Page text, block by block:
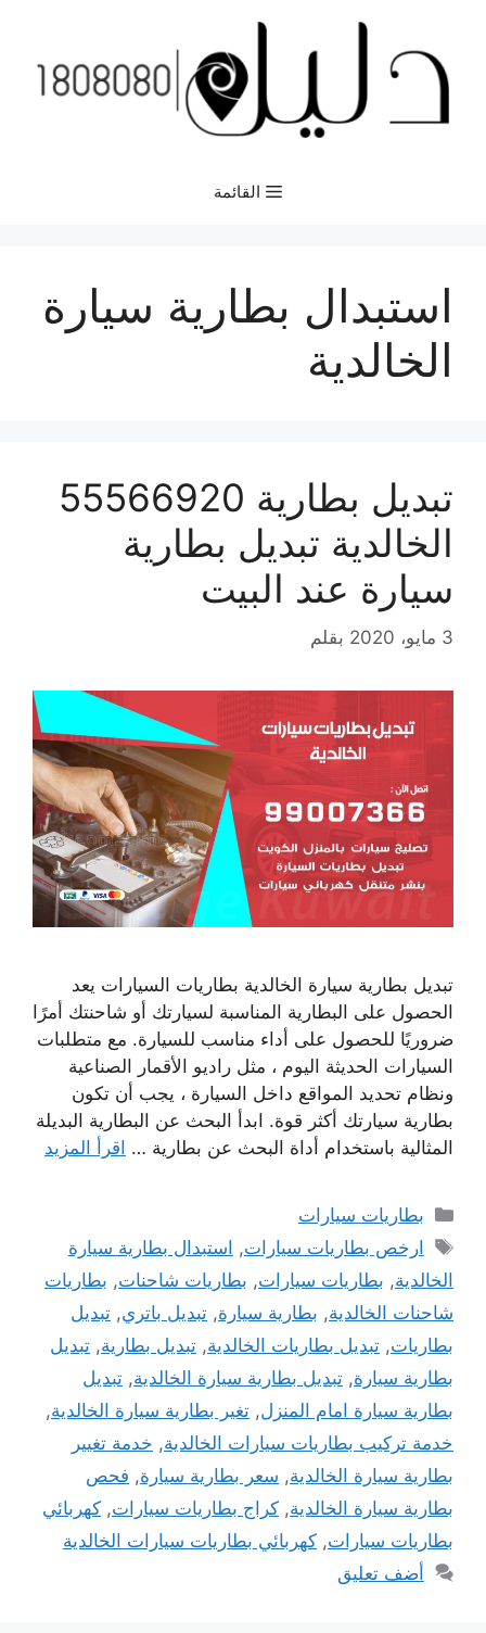
المحتوى
القائمة
استبدال بطارية سيارة
الخالدية
تبديل بطارية 55566920
الخالدية تبديل بطارية
سيارة عند البيت
3 مايو، 2020 بقلم
تبديل بطارية سيارة الخالدية بطاريات السيارات يعد
الحصول على البطارية المناسبة لسيارتك أو شاحنتك أمرًا
ضروريًا للحصول على أداء مناسب للسيارة. مع متطلبات
السيارات الحديثة اليوم ، مثل راديو الأقمار الصناعية
ونظام تحديد المواقع داخل السيارة ، يجب أن تكون
بطارية سيارتك أكثر قوة. ابدأ البحث عن البطارية البديلة
المثالية باستخدام أداة البحث عن بطارية … اقرأ المزيد
التصنيفات
بطاريات سيارات
الوسوم
ارخص بطاريات سيارات, استبدال بطارية سيارة
الخالدية, بطاريات سيارات, بطاريات شاحنات, بطاريات
شاحنات الخالدية, بطارية سيارة, تبديل باتري, تبديل
بطاريات, تبديل بطاريات الخالدية, تبديل بطارية, تبديل
بطارية سيارة, تبديل بطارية سيارة الخالدية, تبديل
بطارية سيارة امام المنزل, تغير بطارية سيارة الخالدية,
خدمة تركيب بطاريات سيارات الخالدية, خدمة تغيير
بطارية سيارة الخالدية, سعر بطارية سيارة, فحص
بطارية سيارة الخالدية, كراج بطاريات سيارات, كهربائي
بطاريات سيارات, كهربائي بطاريات سيارات الخالدية
أضف تعليق